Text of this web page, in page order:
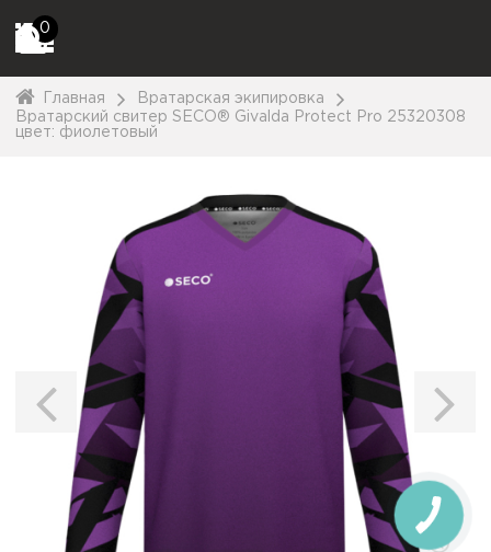
0
Главная
Вратарская экипировка
Вратарский свитер SECO® Givalda Protect Pro 25320308
цвет: фиолетовый